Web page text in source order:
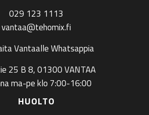
029 123 1113
vantaa@tehomix.fi
Vantaalle Whatsappia
25 B 8, 01300 VANTAA
ma-pe klo 7:00-16:00
HUOLTO